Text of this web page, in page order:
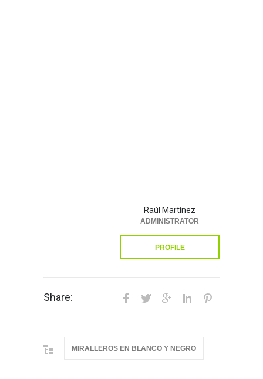
Raúl Martínez
ADMINISTRATOR
PROFILE
Share:
MIRALLEROS EN BLANCO Y NEGRO